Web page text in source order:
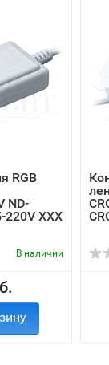
RGB
ND-
220V ХХХ
В наличии